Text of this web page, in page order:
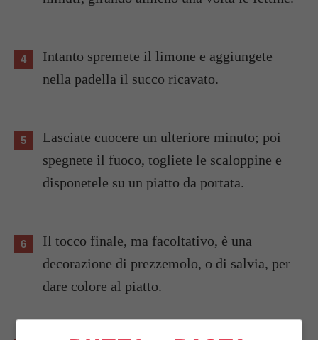
Intanto spremete il limone e aggiungete
nella padella il succo ricavato.
Lasciate cuocere un ulteriore minuto; poi
spegnete il fuoco, togliete le scaloppine e
disponetele su un piatto da portata.
Il tocco finale, ma facoltativo, è una
decorazione di prezzemolo, o di salvia, per
dare colore al piatto.